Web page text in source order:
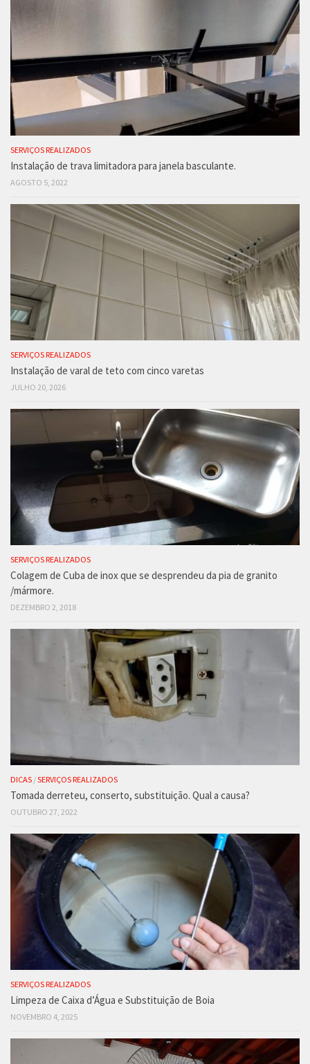
SERVIÇOS REALIZADOS
Instalação de trava limitadora para janela basculante.
AGOSTO 5, 2022
SERVIÇOS REALIZADOS
Instalação de varal de teto com cinco varetas
JULHO 20, 2026
SERVIÇOS REALIZADOS
Colagem de Cuba de inox que se desprendeu da pia de granito
/mármore.
DEZEMBRO 2, 2018
DICAS /SERVIÇOS REALIZADOS
Tomada derreteu, conserto, substituição. Qual a causa?
OUTUBRO 27, 2022
SERVIÇOS REALIZADOS
Limpeza de Caixa d’Água e Substituição de Boia
NOVEMBRO 4, 2025